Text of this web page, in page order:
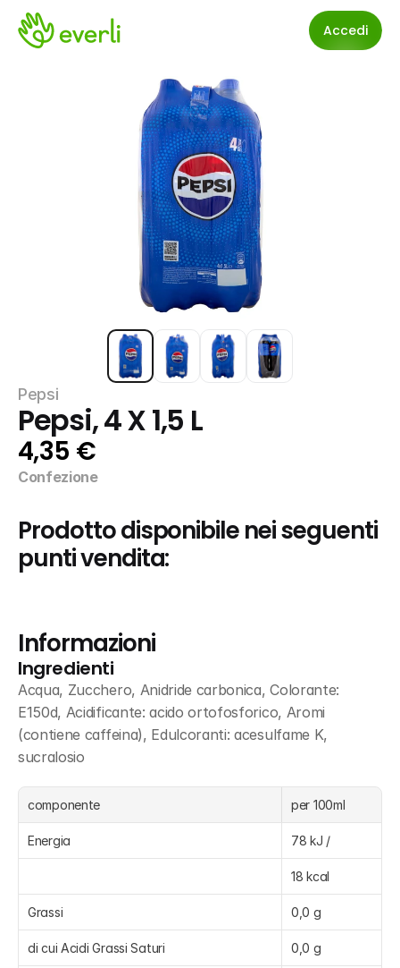
Accedi
Pepsi
Pepsi, 4 X 1,5 L
4,35 €
Confezione
Prodotto disponibile nei seguenti
punti vendita:
Informazioni
Ingredienti
Acqua, Zucchero, Anidride carbonica, Colorante:
E150d, Acidificante: acido ortofosforico, Aromi
(contiene caffeina), Edulcoranti: acesulfame K,
sucralosio
componente per 100ml
Energia 78 kJ /
18 kcal
Grassi 0,0 g
di cui Acidi Grassi Saturi 0,0 g